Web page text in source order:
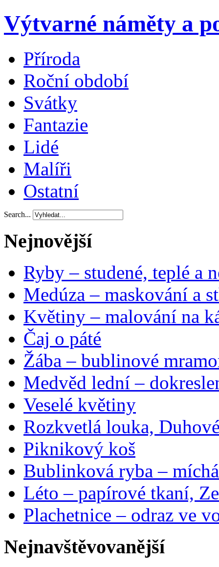
Výtvarné náměty a
Příroda
Roční období
Svátky
Fantazie
Lidé
Malíři
Ostatní
Search...
Nejnovější
Ryby – studené, teplé a
Medúza – maskování a
Květiny – malování na
Čaj o páté
Žába – bublinové
Medvěd lední –
Veselé květiny
Rozkvetlá louka,
Piknikový koš
Bublinková ryba –
Léto – papírové tkaní,
Plachetnice – odraz ve
Nejnavštěvovanější